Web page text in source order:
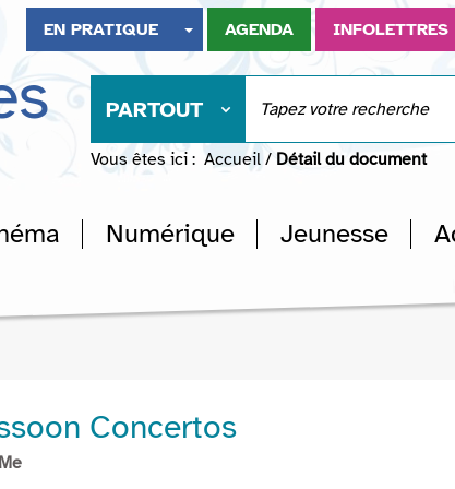
EN PRATIQUE AGENDA INFOLETTRES
PARTOUT
Vous êtes ici : Accueil / Détail du document
Numérique Jeunesse
Concertos